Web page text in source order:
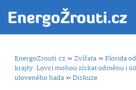
EnergoZrouti.cz»Zvířata»Florida
krajty. Lovci mohou získat odměnu i
uloveného hada»Diskuze